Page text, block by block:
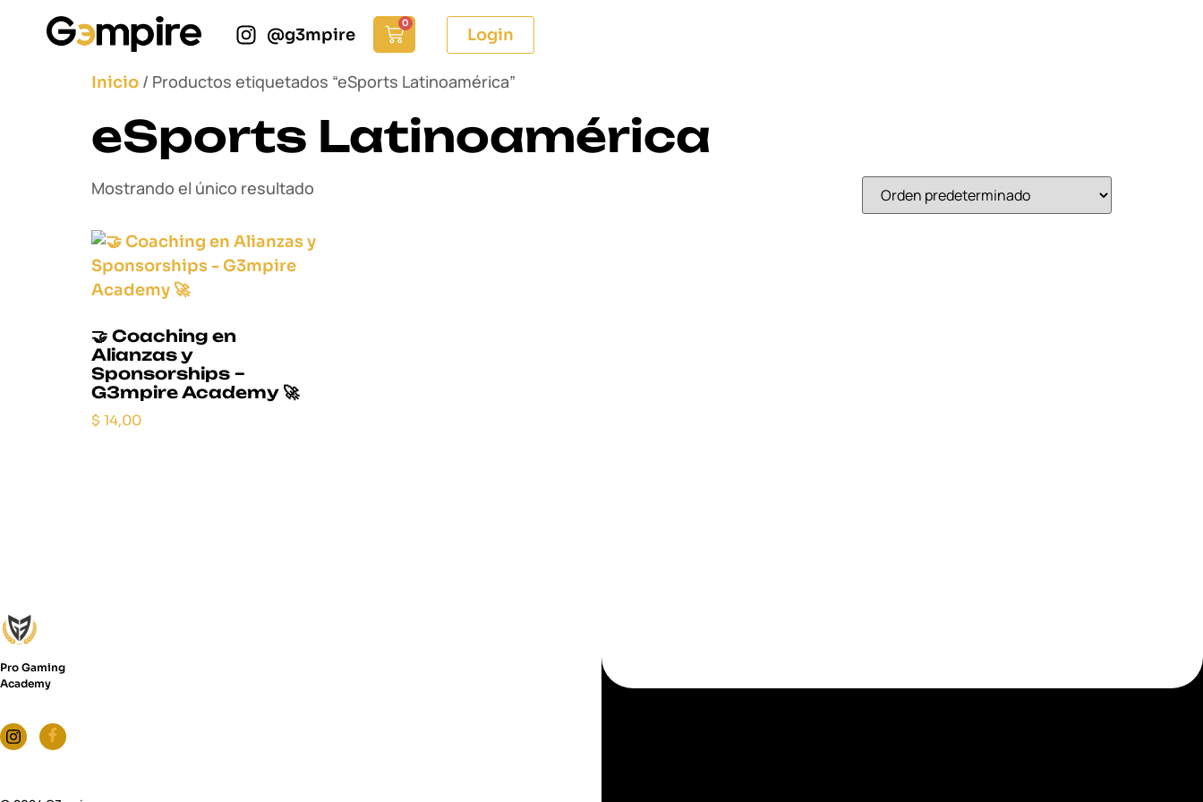
@g3mpire
0
Login
Inicio / Productos etiquetados “eSports Latinoamérica”
eSports Latinoamérica
Mostrando el único resultado
🤝 Coaching en
Alianzas y
Sponsorships –
G3mpire Academy 🚀
$ 14,00
Pro Gaming
Academy